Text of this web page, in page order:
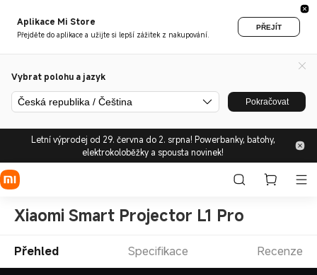
Aplikace Mi Store
Přejděte do aplikace a užijte si lepší zážitek z nakupování.
PŘEJÍT
Vybrat polohu a jazyk
Česká republika / Čeština Pokračovat
Letní výprodej od 29. června do 2. srpna! Powerbanky, batohy,
elektrokoloběžky a spousta novinek!
Xiaomi Smart Projector L1 Pro
Přehled Specifikace Recenze